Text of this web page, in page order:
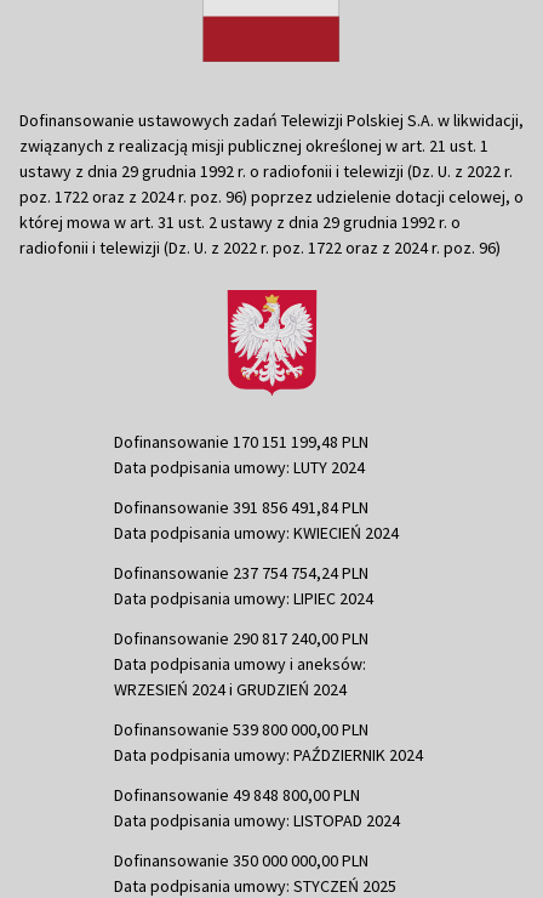
Dofinansowanie ustawowych zadań Telewizji Polskiej S.A. w likwidacji,
związanych z realizacją misji publicznej określonej w art. 21 ust. 1
ustawy z dnia 29 grudnia 1992 r. o radiofonii i telewizji (Dz. U. z 2022 r.
poz. 1722 oraz z 2024 r. poz. 96) poprzez udzielenie dotacji celowej, o
której mowa w art. 31 ust. 2 ustawy z dnia 29 grudnia 1992 r. o
radiofonii i telewizji (Dz. U. z 2022 r. poz. 1722 oraz z 2024 r. poz. 96)
Dofinansowanie 170 151 199,48 PLN
Data podpisania umowy: LUTY 2024
Dofinansowanie 391 856 491,84 PLN
Data podpisania umowy: KWIECIEŃ 2024
Dofinansowanie 237 754 754,24 PLN
Data podpisania umowy: LIPIEC 2024
Dofinansowanie 290 817 240,00 PLN
Data podpisania umowy i aneksów:
WRZESIEŃ 2024 i GRUDZIEŃ 2024
Dofinansowanie 539 800 000,00 PLN
Data podpisania umowy: PAŹDZIERNIK 2024
Dofinansowanie 49 848 800,00 PLN
Data podpisania umowy: LISTOPAD 2024
Dofinansowanie 350 000 000,00 PLN
Data podpisania umowy: STYCZEŃ 2025